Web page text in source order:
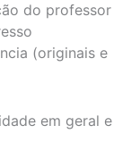
do professor
(originais e
em geral e